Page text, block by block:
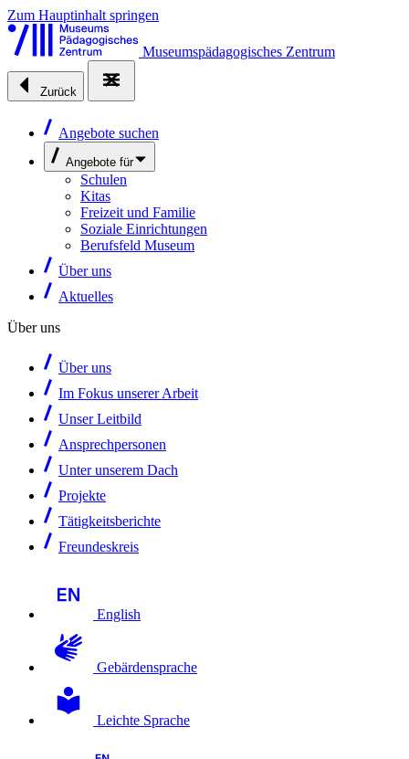
Zum Hauptinhalt springen
Museumspädagogisches Zentrum
Zurück
Angebote suchen
Angebote für
Schulen
Kitas
Freizeit und Familie
Soziale Einrichtungen
Berufsfeld Museum
Über uns
Aktuelles
Über uns
Über uns
Im Fokus unserer Arbeit
Unser Leitbild
Ansprechpersonen
Unter unserem Dach
Projekte
Tätigkeitsberichte
Freundeskreis
English
Gebärdensprache
Leichte Sprache